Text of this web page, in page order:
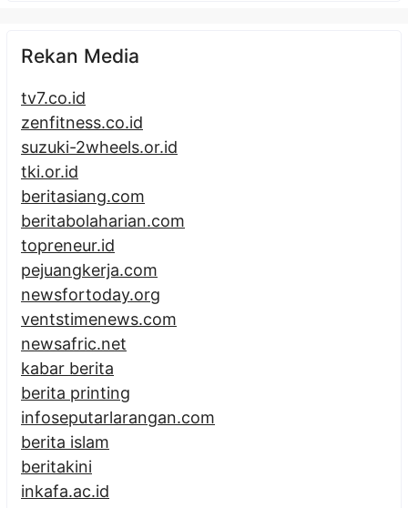
Rekan Media
tv7.co.id
zenfitness.co.id
suzuki-2wheels.or.id
tki.or.id
beritasiang.com
beritabolaharian.com
topreneur.id
pejuangkerja.com
newsfortoday.org
ventstimenews.com
newsafric.net
kabar berita
berita printing
infoseputarlarangan.com
berita islam
beritakini
inkafa.ac.id